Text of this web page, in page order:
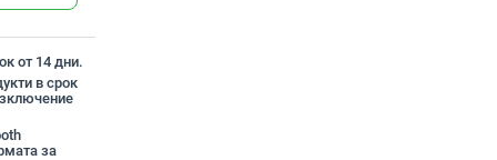
от 14 дни.
в срок
за